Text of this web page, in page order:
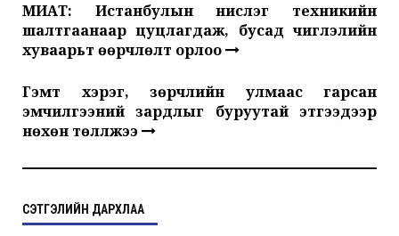
МИАТ: Истанбулын нислэг техникийн
шалтгаанаар цуцлагдаж, бусад чиглэлийн
хуваарьт өөрчлөлт орлоо
Гэмт хэрэг, зөрчлийн улмаас гарсан
эмчилгээний зардлыг буруутай этгээдээр
нөхөн төлүүлжээ
СЭТГЭЛИЙН ДАРХЛАА